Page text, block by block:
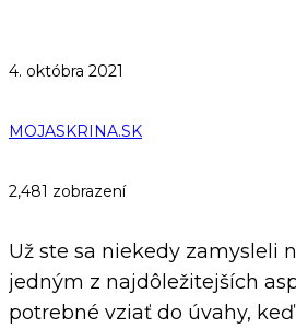
4. októbra 2021
MOJASKRINA.SK
2,481 zobrazení
Už ste sa niekedy zamysleli
jedným z najdôležitejších
potrebné vziať do úvahy,